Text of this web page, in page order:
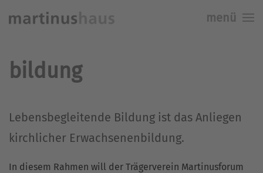
menü
bildung
Lebensbegleitende Bildung ist das Anliegen
kirchlicher Erwachsenenbildung.
In diesem Rahmen will der Trägerverein Martinusforum